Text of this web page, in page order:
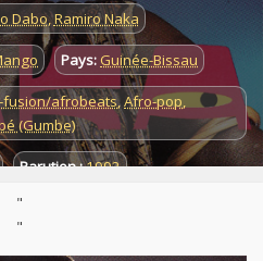
Dabo,Ramiro Naka
Pays: Guinée-Bissau
fusion/afrobeats,Afro-pop,
(Gumbe)
Parution :1992
"
"